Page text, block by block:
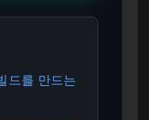
드를 만드는